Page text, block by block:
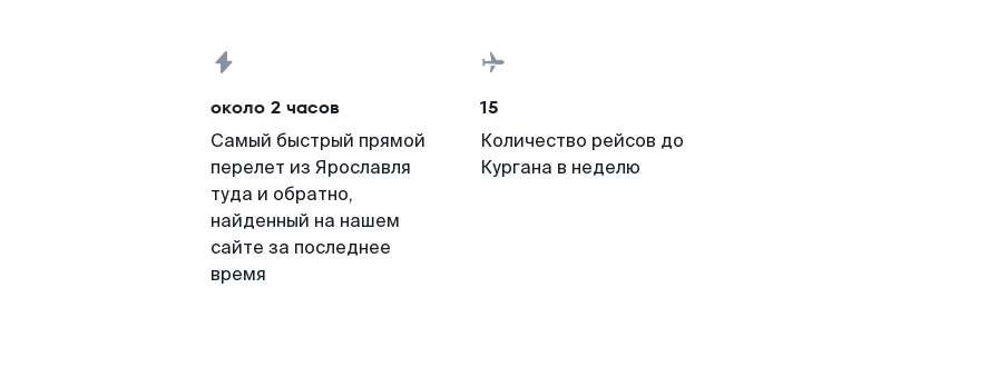
около 2 часов
Самый быстрый прямой
перелет из Ярославля
туда и обратно,
найденный на нашем
сайте за последнее
время
15
Количество рейсов до
Кургана в неделю